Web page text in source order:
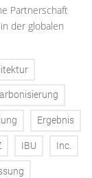
Partnerschaft
der globalen
Ergebnis
IBU Inc.